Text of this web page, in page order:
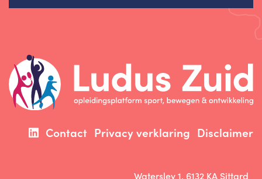
Contact Privacy verklaring Disclaimer
Watersley 1, 6132 KA Sittard